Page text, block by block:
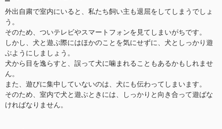
外出自粛で室内にいると、私たち飼い主も退屈をしてしまうでしょ
う。
そのため、ついテレビやスマートフォンを見てしまいがちです。
しかし、犬と遊ぶ際にはほかのことを気にせずに、犬としっかり遊
ぶようにしましょう。
犬から目を逸らすと、誤って犬に噛まれることもあるかもしれませ
ん。
また、遊びに集中していないのは、犬にも伝わってしまいます。
そのため、室内で犬と遊ぶときには、しっかりと向き合って遊ばな
ければなりません。